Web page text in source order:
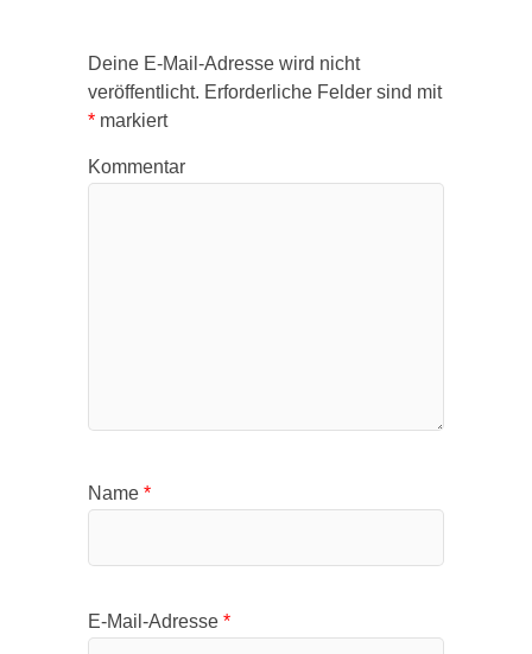
Deine E-Mail-Adresse wird nicht
veröffentlicht. Erforderliche Felder sind mit
* markiert
Kommentar
Name *
E-Mail-Adresse *